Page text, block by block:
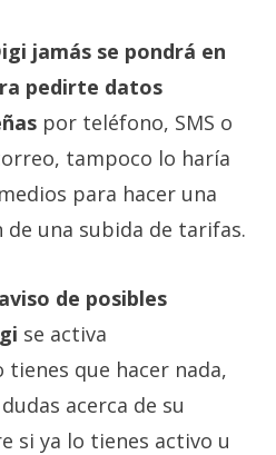
jamás se pondrá en
pedirte datos
por teléfono, SMS o
tampoco lo haría
para hacer una
una subida de tarifas.
de posibles
se activa
que hacer nada,
acerca de su
si ya lo tienes activo u